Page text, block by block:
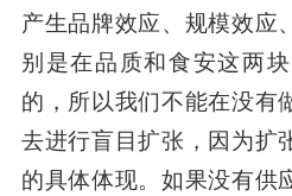
产生品牌效应、规模效应
别是在品质和食安这两
的，所以我们不能在没有
去进行盲目扩张，因为扩
的具体体现。如果没有供